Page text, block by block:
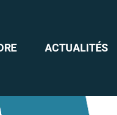
ACTUALITÉS